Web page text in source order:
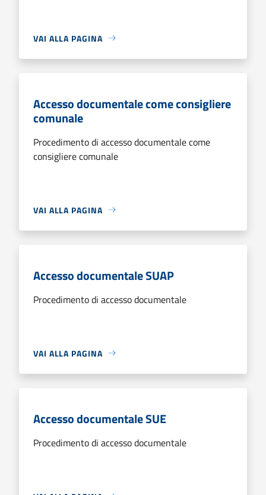
VAI ALLA PAGINA
Accesso documentale come consigliere
comunale
Procedimento di accesso documentale come
consigliere comunale
VAI ALLA PAGINA
Accesso documentale SUAP
Procedimento di accesso documentale
VAI ALLA PAGINA
Accesso documentale SUE
Procedimento di accesso documentale